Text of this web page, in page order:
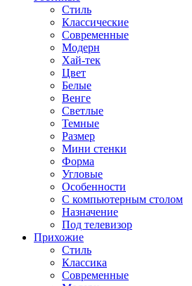
Стиль
Классические
Современные
Модерн
Хай-тек
Цвет
Белые
Венге
Светлые
Темные
Размер
Мини стенки
Форма
Угловые
Особенности
С компьютерным столом
Назначение
Под телевизор
Прихожие
Стиль
Классика
Современные